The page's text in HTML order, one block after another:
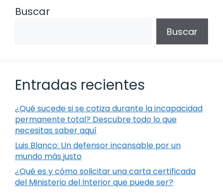
Buscar
Buscar
Entradas recientes
¿Qué sucede si se cotiza durante la incapacidad
permanente total? Descubre todo lo que
necesitas saber aquí
Luis Blanco: Un defensor incansable por un
mundo más justo
¿Qué es y cómo solicitar una carta certificada
del Ministerio del Interior que puede ser?